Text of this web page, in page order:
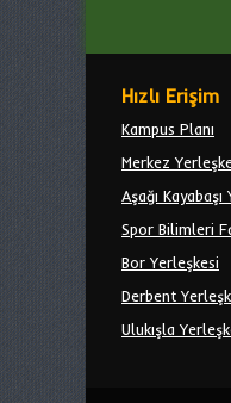
Hızlı Erişim
Kampus Planı
Merkez
Aşağı
Spor Bilimleri
Bor Yerleşkesi
Derbent
Ulukışla